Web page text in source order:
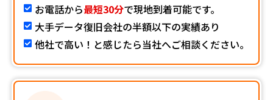
お電話から最短30分で現地到着可能です。
大手データ復旧会社の半額以下の実績あり
他社で高い！と感じたら当社へご相談ください。